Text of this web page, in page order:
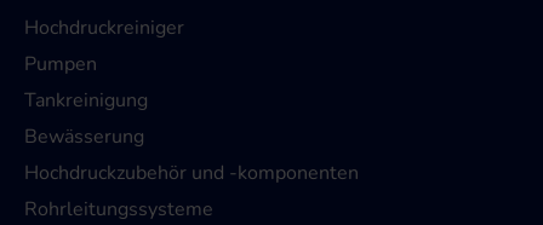
Hochdruckreiniger
Pumpen
Tankreinigung
Bewässerung
Hochdruckzubehör und -komponenten
Rohrleitungssysteme